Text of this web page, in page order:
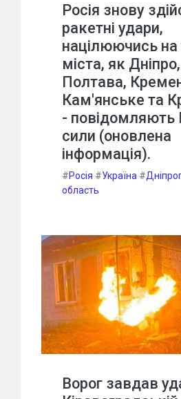
Росія знову
ракетні удари,
націлюючись на
міста, як Дніпро,
Полтава,
Кам'янське та
- повідомляють
сили (оновлена
інформація).
#Росія #Україна #
область
Ворог завдав